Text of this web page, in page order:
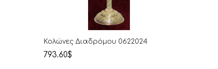
Κολώνες Διαδρόμου 0622024
793.60$